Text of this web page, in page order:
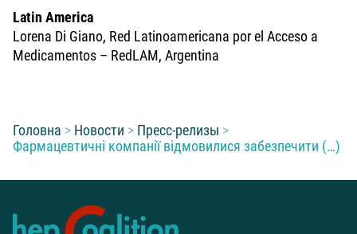
Latin America
Lorena Di Giano, Red Latinoamericana por el Acceso a
Medicamentos – RedLAM, Argentina
You are here:
Головна Новости
Пресс-релизы
Фармацевтичні компанії відмовилися забезпечити (…)